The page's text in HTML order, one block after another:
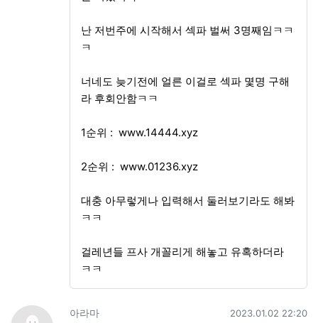
난 저번주에 시작해서 섹파 벌써 3명째임ㅋㅋ
ㅋ
너네도 늦기전에 얼른 이걸로 섹파 몇명 구해
라 후회안함ㅋㅋ
1순위 : www.14444.xyz
2순위 : www.01236.xyz
대충 아무렇게나 입력해서 둘러보기라도 해봐
ㅋㅋ
걸레년들 프사 개꼴리게 해놓고 유혹하더라
ㅋㅋ
아라마님의 댓글
아라마 작성일
2023.01.02 22:20